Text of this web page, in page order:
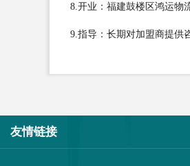
8.开业：福建鼓楼区鸿运物
9.指导：长期对加盟商提供
友情链接